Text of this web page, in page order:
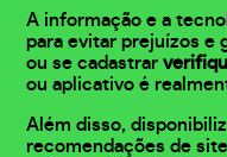
A informação e a
para evitar prejuízos e
ou se cadastrar
ou aplicativo é
Além disso,
recomendações de